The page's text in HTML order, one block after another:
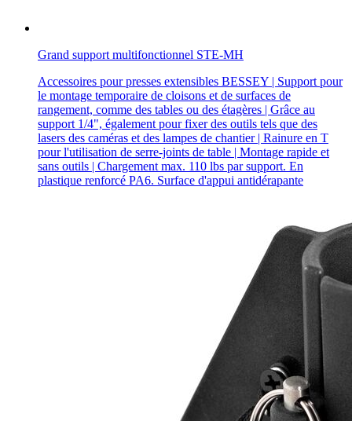
Grand support multifonctionnel STE-MH
Accessoires pour presses extensibles BESSEY | Support pour
le montage temporaire de cloisons et de surfaces de
rangement, comme des tables ou des étagères | Grâce au
support 1/4", également pour fixer des outils tels que des
lasers des caméras et des lampes de chantier | Rainure en T
pour l'utilisation de serre-joints de table | Montage rapide et
sans outils | Chargement max. 110 lbs par support. En
plastique renforcé PA6. Surface d'appui antidérapante